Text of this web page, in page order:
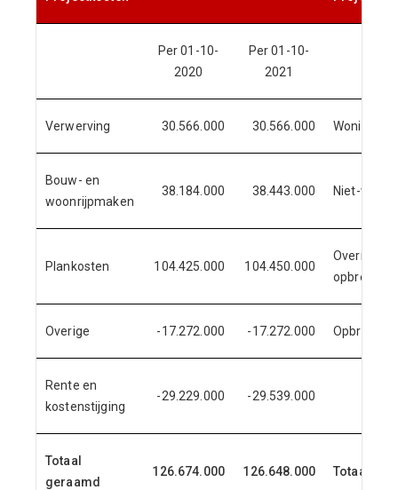
Per 01-10-
2020
Per 01-10-
2021
Verwerving 30.566.000 30.566.000
Bouw- en
woonrijpmaken
38.184.000 38.443.000 Niet-
Plankosten 104.425.000 104.450.000
Overige
Overige -17.272.000 -17.272.000
Rente en
kostenstijging
-29.229.000 -29.539.000
Totaal
geraamd
126.674.000 126.648.000 Totaal